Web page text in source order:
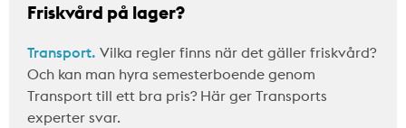
Friskvård på lager?
Transport. Vilka regler finns när det gäller friskvård?
Och kan man hyra semesterboende genom
Transport till ett bra pris? Här ger Transports
experter svar.